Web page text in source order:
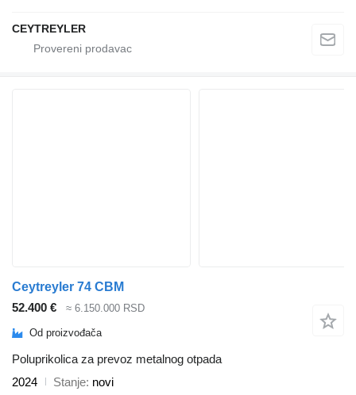
CEYTREYLER
Ceytreyler 74 CBM
52.400 €
≈ 6.150.000 RSD
Od proizvođača
Poluprikolica za prevoz metalnog otpada
2024
Stanje novi